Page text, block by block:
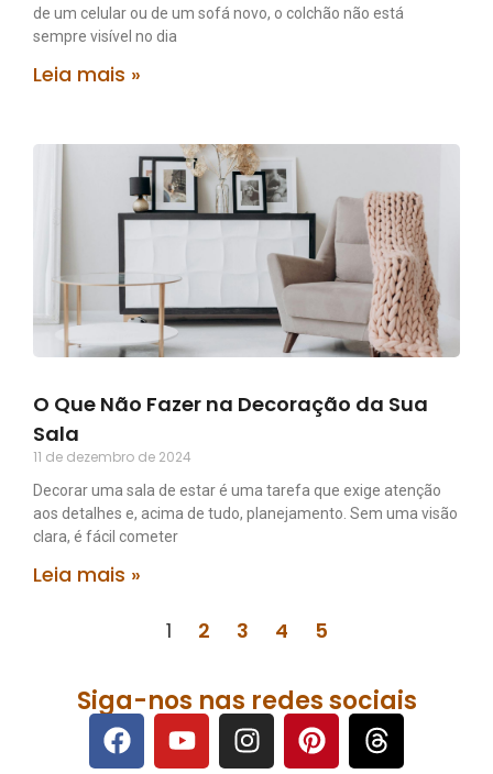
de um celular ou de um sofá novo, o colchão não está
sempre visível no dia
Leia mais »
O Que Não Fazer na Decoração da Sua
Sala
11 de dezembro de 2024
Decorar uma sala de estar é uma tarefa que exige atenção
aos detalhes e, acima de tudo, planejamento. Sem uma visão
clara, é fácil cometer
Leia mais »
1 2 3 4 5
Siga-nos nas redes sociais